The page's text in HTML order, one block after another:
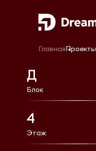
ГлавнаяПроекты
Д
Блок
4
Этаж